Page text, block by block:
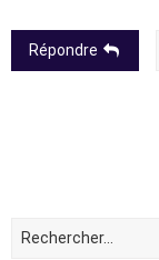
Répondre